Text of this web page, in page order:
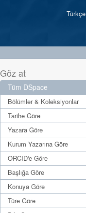
Türkçe
Göz at
Tüm DSpace
Bölümler & Koleksiyonlar
Tarihe Göre
Yazara Göre
Kurum Yazarına Göre
ORCID'e Göre
Başlığa Göre
Konuya Göre
Türe Göre